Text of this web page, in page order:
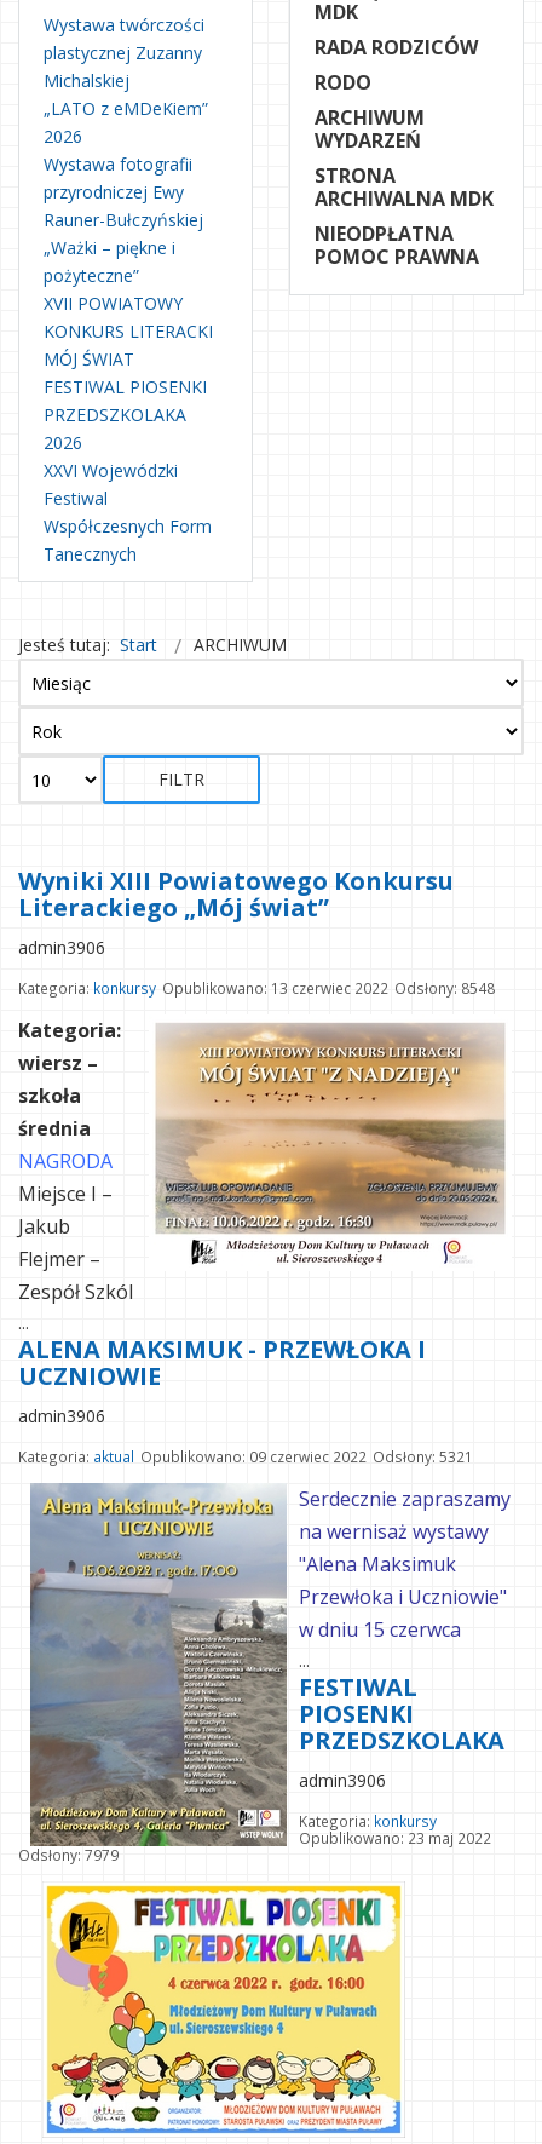
Wystawa twórczości
plastycznej Zuzanny
Michalskiej
„LATO z eMDeKiem”
2026
Wystawa fotografii
przyrodniczej Ewy
Rauner-Bułczyńskiej
„Ważki – piękne i
pożyteczne”
XVII POWIATOWY
KONKURS LITERACKI
MÓJ ŚWIAT
FESTIWAL PIOSENKI
PRZEDSZKOLAKA
2026
XXVI Wojewódzki
Festiwal
Współczesnych Form
Tanecznych
MDK
RADA RODZICÓW
RODO
ARCHIWUM
WYDARZEŃ
STRONA
ARCHIWALNA MDK
NIEODPŁATNA
POMOC PRAWNA
Jesteś tutaj: Start ARCHIWUM
FILTR
Wyniki XIII Powiatowego Konkursu
Literackiego „Mój świat”
admin3906
Kategoria: konkursy Opublikowano: 13 czerwiec 2022 Odsłony: 8548
Kategoria:
wiersz –
szkoła
średnia
NAGRODA
Miejsce I –
Jakub
Flejmer –
Zespół Szkól
...
ALENA MAKSIMUK - PRZEWŁOKA I
UCZNIOWIE
admin3906
Kategoria: aktual Opublikowano: 09 czerwiec 2022 Odsłony: 5321
Serdecznie zapraszamy
na wernisaż wystawy
"Alena Maksimuk
Przewłoka i Uczniowie"
w dniu 15 czerwca
...
FESTIWAL
PIOSENKI
PRZEDSZKOLAKA
admin3906
Kategoria: konkursy
Opublikowano: 23 maj 2022
Odsłony: 7979